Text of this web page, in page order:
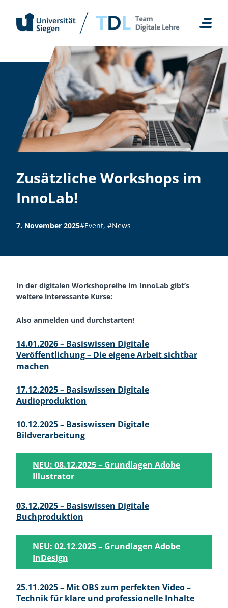
Inhalt
springen
Zusätzliche Workshops im
InnoLab!
7. November 2025#Event, #News
In der digitalen Workshopreihe im InnoLab gibt’s
weitere interessante Kurse:
Also anmelden und durchstarten!
14.01.2026 – Basiswissen Digitale
Veröffentlichung – Die eigene Arbeit sichtbar
machen
17.12.2025 – Basiswissen Digitale
Audioproduktion
10.12.2025 – Basiswissen Digitale
Bildverarbeitung
NEU: 08.12.2025 – Grundlagen Adobe
Illustrator
03.12.2025 – Basiswissen Digitale
Buchproduktion
NEU: 02.12.2025 – Grundlagen Adobe
InDesign
25.11.2025 – Mit OBS zum perfekten Video –
Technik für klare und professionelle Inhalte